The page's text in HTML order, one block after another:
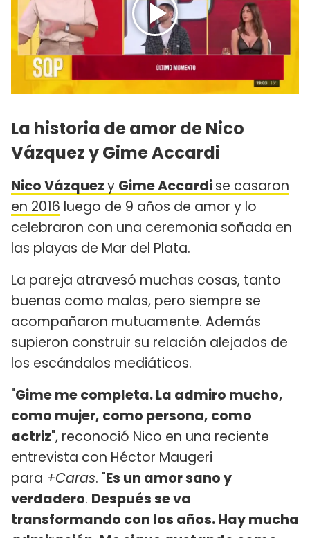
La historia de amor de Nico
Vázquez y Gime Accardi
Nico Vázquezy Gime Accardise casaron
en 2016 luego de 9 años de amor y lo
celebraron con una ceremonia soñada en
las playas de Mar del Plata.
La pareja atravesó muchas cosas, tanto
buenas como malas, pero siempre se
acompañaron mutuamente. Además
supieron construir su relación alejados de
los escándalos mediáticos.
"Gime me completa. La admiro mucho,
como mujer, como persona, como
actriz", reconoció Nico en una reciente
entrevista con Héctor Maugeri
para +Caras. "Es un amor sano y
verdadero. Después se va
transformando con los años. Hay mucha